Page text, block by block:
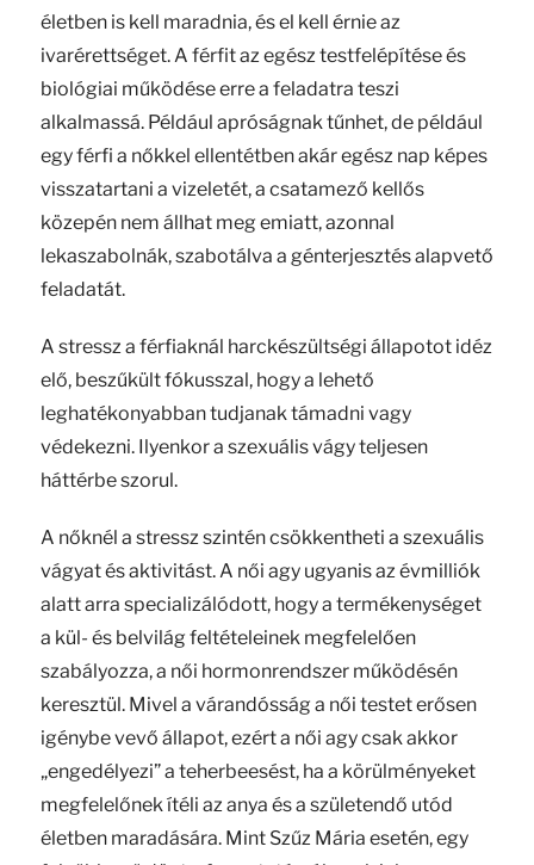
életben is kell maradnia, és el kell érnie az
ivarérettséget. A férfit az egész testfelépítése és
biológiai működése erre a feladatra teszi
alkalmassá. Például apróságnak tűnhet, de például
egy férfi a nőkkel ellentétben akár egész nap képes
visszatartani a vizeletét, a csatamező kellős
közepén nem állhat meg emiatt, azonnal
lekaszabolnák, szabotálva a génterjesztés alapvető
feladatát.
A stressz a férfiaknál harckészültségi állapotot idéz
elő, beszűkült fókusszal, hogy a lehető
leghatékonyabban tudjanak támadni vagy
védekezni. Ilyenkor a szexuális vágy teljesen
háttérbe szorul.
A nőknél a stressz szintén csökkentheti a szexuális
vágyat és aktivitást. A női agy ugyanis az évmilliók
alatt arra specializálódott, hogy a termékenységet
a kül- és belvilág feltételeinek megfelelően
szabályozza, a női hormonrendszer működésén
keresztül. Mivel a várandósság a női testet erősen
igénybe vevő állapot, ezért a női agy csak akkor
„engedélyezi” a teherbeesést, ha a körülményeket
megfelelőnek ítéli az anya és a születendő utód
életben maradására. Mint Szűz Mária esetén, egy